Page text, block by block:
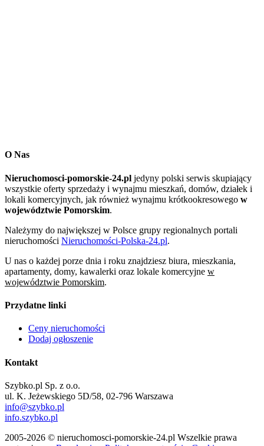
O Nas
Nieruchomosci-pomorskie-24.pl jedyny polski serwis skupiający
wszystkie oferty sprzedaży i wynajmu mieszkań, domów, działek i
lokali komercyjnych, jak również wynajmu krótkookresowego w
województwie Pomorskim.
Należymy do największej w Polsce grupy regionalnych portali
nieruchomości Nieruchomości-Polska-24.pl.
U nas o każdej porze dnia i roku znajdziesz biura, mieszkania,
apartamenty, domy, kawalerki oraz lokale komercyjne w
województwie Pomorskim.
Przydatne linki
Ceny nieruchomości
Dodaj ogłoszenie
Kontakt
Szybko.pl Sp. z o.o.
ul. K. Jeżewskiego 5D/58, 02-796 Warszawa
info@szybko.pl
info.szybko.pl
2005-2026 © nieruchomosci-pomorskie-24.pl Wszelkie prawa